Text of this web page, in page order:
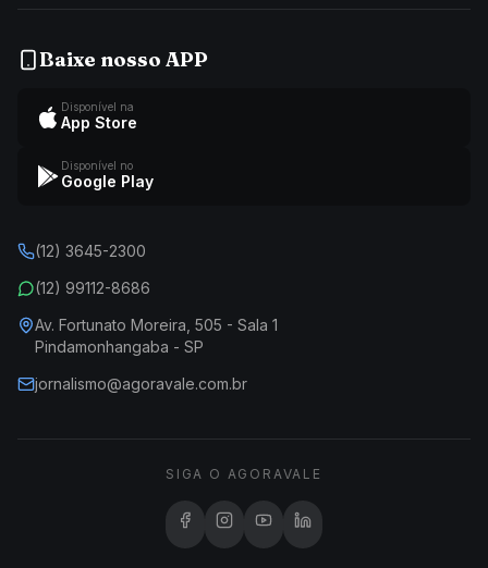
Baixe nosso APP
Disponível na
App Store
Disponível no
Google Play
(12) 3645-2300
(12) 99112-8686
Av. Fortunato Moreira, 505 - Sala 1
Pindamonhangaba - SP
jornalismo@agoravale.com.br
SIGA O AGORAVALE